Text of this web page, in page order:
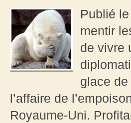
Publié
mentir
de vivre
glace
l’affaire de
Royaume-Uni.